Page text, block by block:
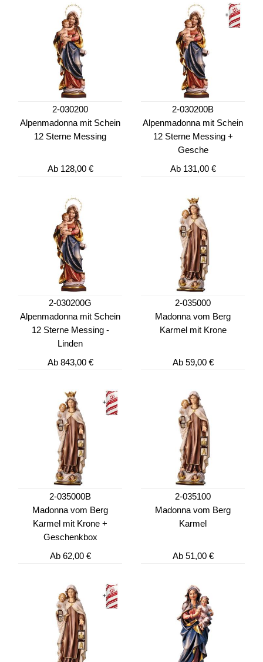
2-030200
Alpenmadonna mit Schein
12 Sterne Messing
Ab128,00 €
2-030200B
Alpenmadonna mit Schein
12 Sterne Messing +
Gesche
Ab131,00 €
2-030200G
Alpenmadonna mit Schein
12 Sterne Messing -
Linden
Ab843,00 €
2-035000
Madonna vom Berg
Karmel mit Krone
Ab59,00 €
2-035000B
Madonna vom Berg
Karmel mit Krone +
Geschenkbox
Ab62,00 €
2-035100
Madonna vom Berg
Karmel
Ab51,00 €